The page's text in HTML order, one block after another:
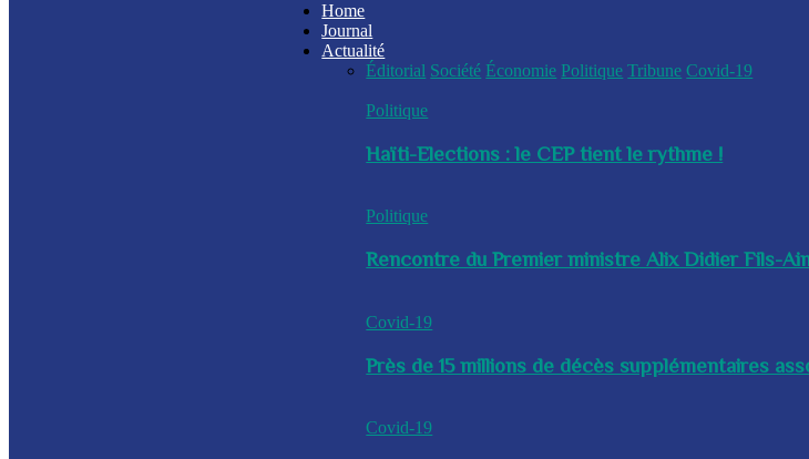
Home
Journal
Actualité
Éditorial Société Économie Politique Tribune Covid-19
Politique
Haïti-Elections : le CEP tient le rythme !
Politique
Rencontre du Premier ministre Alix Didier Fils-
Covid-19
Près de 15 millions de décès supplémentaires
Covid-19